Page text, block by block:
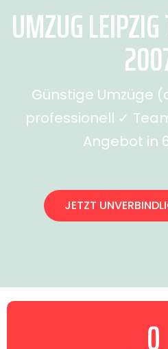
UMZUG
Günstige Umzüge
professionell ✓
Angebot in
JETZT